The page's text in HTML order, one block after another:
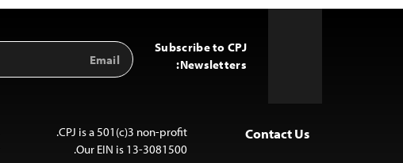
Subscribe to CPJ
Newsletters:
Email
Address
Contact Us
CPJ is a 501(c)3 non-profit.
Our EIN is 13-3081500.